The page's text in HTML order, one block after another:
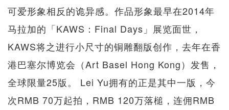
可爱形象相反的诡异感。作品形象最早在2014年
马拉加的「KAWS：Final Days」展览面世，
KAWS将之进行小尺寸的铜雕翻版创作，去年在香
港巴塞尔博览会（Art Basel Hong Kong）发售，
全球限量25版。 Lei Yu拥有的正是其中一版，今
次RMB 70万起拍，RMB 120万落槌，连佣RMB